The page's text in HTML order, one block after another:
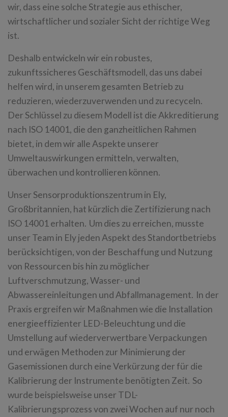
wir, dass eine solche Strategie aus ethischer,
wirtschaftlicher und sozialer Sicht der richtige Weg
ist.
Deshalb entwickeln wir ein robustes,
zukunftssicheres Geschäftsmodell, das uns dabei
helfen wird, in unserem gesamten Betrieb zu
reduzieren, wiederzuverwenden und zu recyceln.
Der Schlüssel zu diesem Modell ist die Akkreditierung
nach ISO 14001, die den ganzheitlichen Rahmen
bietet, in dem wir alle Aspekte unserer
Umweltauswirkungen ermitteln, verwalten,
überwachen und kontrollieren können.
Unser Sensorproduktionszentrum in Ely,
Großbritannien, hat kürzlich die Zertifizierung nach
ISO 14001 erhalten. Um dies zu erreichen, musste
unser Team in Ely jeden Aspekt des Standortbetriebs
berücksichtigen, von der Beschaffung und Nutzung
von Ressourcen bis hin zu möglicher
Luftverschmutzung, Wasser- und
Abwassereinleitungen und Abfallmanagement. In der
Praxis ergreifen wir Maßnahmen wie die Installation
energieeffizienter LED-Beleuchtung und die
Umstellung auf wiederverwertbare Verpackungen
und erwägen Methoden zur Minimierung der
Gasemissionen durch eine Verkürzung der für die
Kalibrierung der Instrumente benötigten Zeit. So
wurde beispielsweise unser TDL-
Kalibrierungsprozess von zwei Wochen auf nur noch